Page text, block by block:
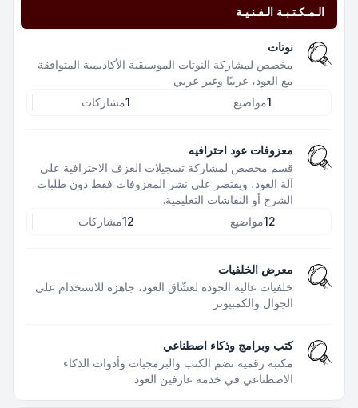
الـمـكـتـبـة الـفـنـيـة
نوتات
مخصص لمشاركة النوتات الموسيقية الأكاديمية المتوافقة
مع العود، عربيًا وغير عربي
1مواضيع 1مشاركات
معزوفات عود احترافيه
قسم مخصص لمشاركة تسجيلات العزف الاحترافية على
آلة العود، ويقتصر على نشر المعزوفات فقط دون طلبات
الشرح أو النقاشات التعليمية.
12مواضيع 12مشاركات
معرض الخلفيات
خلفيات عالية الجودة لعشّاق العود، جاهزة للاستخدام على
الجوال والكمبيوتر
كتب وبرامج وذكاء اصطناعي
مكتبة رقمية تضم الكتب والبرمجيات وأدوات الذكاء
الاصطناعي في خدمه عازفين العود